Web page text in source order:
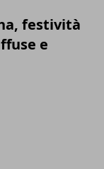
festività
e